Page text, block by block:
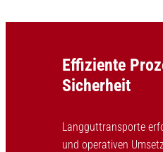
Effiziente
Sicherheit
Langguttransporte
und operativen